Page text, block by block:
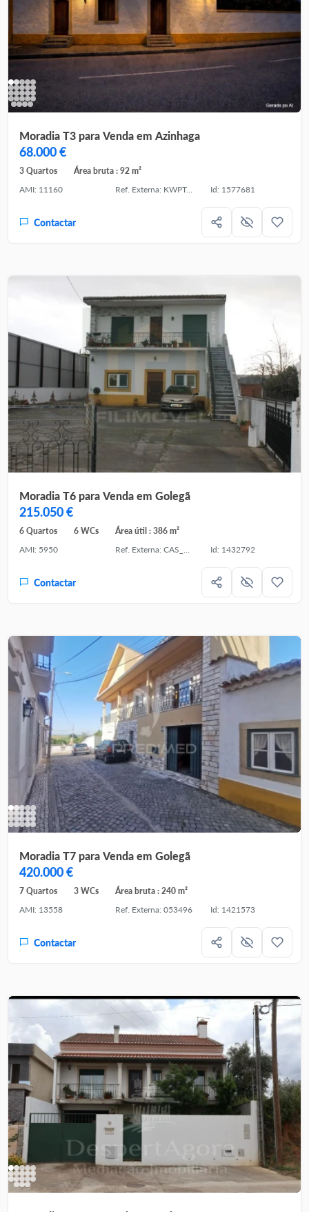
Moradia T3 para Venda em Azinhaga
68.000 €
3 Quartos
Área bruta : 92 m²
AMI: 11160
Ref. Externa: KWPT-027010 Id: 1577681
Contactar
Moradia T6 para Venda em Golegã
215.050 €
6 Quartos 6 WCs
Área útil : 386 m²
AMI: 5950
Ref. Externa: CAS_1824 Id: 1432792
Contactar
Moradia T7 para Venda em Golegã
420.000 €
7 Quartos 3 WCs
Área bruta : 240 m²
AMI: 13558
Ref. Externa: 053496 Id: 1421573
Contactar